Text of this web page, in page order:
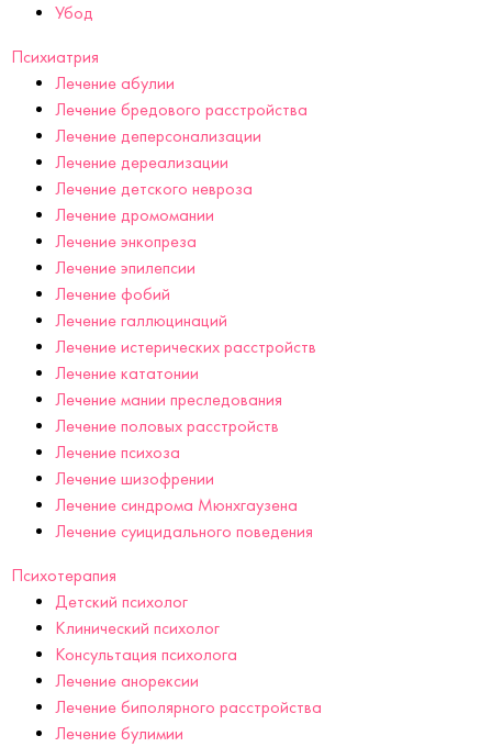
Убод
Психиатрия
Лечение абулии
Лечение бредового расстройства
Лечение деперсонализации
Лечение дереализации
Лечение детского невроза
Лечение дромомании
Лечение энкопреза
Лечение эпилепсии
Лечение фобий
Лечение галлюцинаций
Лечение истерических расстройств
Лечение кататонии
Лечение мании преследования
Лечение половых расстройств
Лечение психоза
Лечение шизофрении
Лечение синдрома Мюнхгаузена
Лечение суицидального поведения
Психотерапия
Детский психолог
Клинический психолог
Консультация психолога
Лечение анорексии
Лечение биполярного расстройства
Лечение булимии